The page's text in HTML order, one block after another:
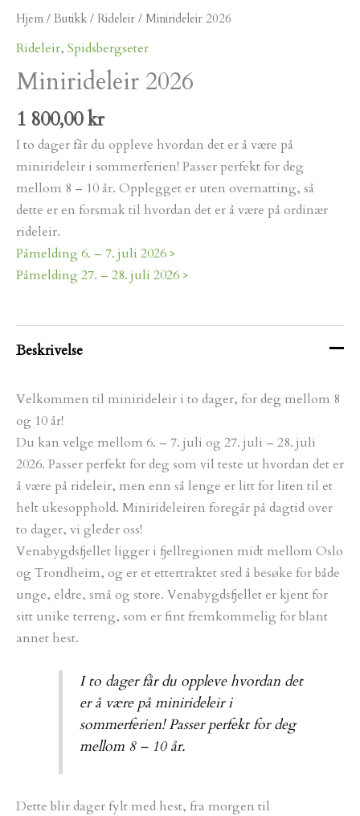
Hjem / Butikk / Rideleir / Minirideleir 2026
Rideleir, Spidsbergseter
Minirideleir 2026
1 800,00kr
I to dager får du oppleve hvordan det er å være på
minirideleir i sommerferien! Passer perfekt for deg
mellom 8 – 10 år. Opplegget er uten overnatting, så
dette er en forsmak til hvordan det er å være på ordinær
rideleir.
Påmelding 6. – 7. juli 2026 >
Påmelding 27. – 28. juli 2026 >
Beskrivelse
Velkommen til minirideleir i to dager, for deg mellom 8
og 10 år!
Du kan velge mellom 6. – 7. juli og 27. juli – 28. juli
2026. Passer perfekt for deg som vil teste ut hvordan det er
å være på rideleir, men enn så lenge er litt for liten til et
helt ukesopphold. Minirideleiren foregår på dagtid over
to dager, vi gleder oss!
Venabygdsfjellet ligger i fjellregionen midt mellom Oslo
og Trondheim, og er et ettertraktet sted å besøke for både
unge, eldre, små og store. Venabygdsfjellet er kjent for
sitt unike terreng, som er fint fremkommelig for blant
annet hest.
I to dager får du oppleve hvordan det
er å være på minirideleir i
sommerferien! Passer perfekt for deg
mellom 8 – 10 år.
Dette blir dager fylt med hest, fra morgen til